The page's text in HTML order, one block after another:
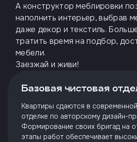
А конструктор меблировки
наполнить интерьер, выбрав
даже декор и текстиль.
тратить время на подбор,
мебели.
Заезжай и живи!
Базовая чистовая
Квартиры сдаются в
отделке по авторскому дизайн-
Формирование своих бригад на
этапы работ обеспечивает